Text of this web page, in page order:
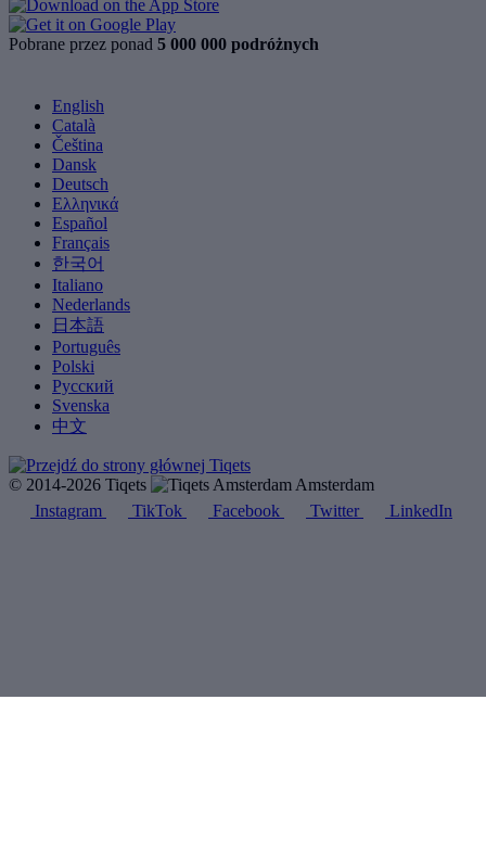
Pobrane przez ponad 5 000 000 podróżnych
English
Català
Čeština
Dansk
Deutsch
Ελληνικά
Español
Français
한국어
Italiano
Nederlands
日本語
Português
Polski
Русский
Svenska
中文
© 2014-2026 Tiqets
Amsterdam
Instagram
TikTok Facebook Twitter LinkedIn